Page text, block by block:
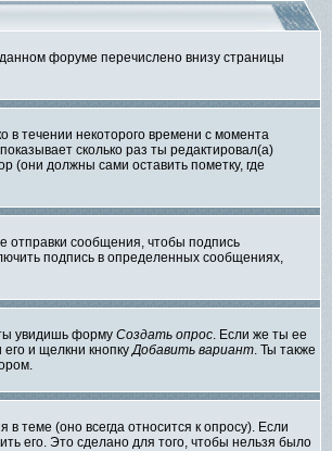
форуме перечислено внизу страницы
в течении некоторого времени с момента
сколько раз ты редактировал(а)
(они должны сами оставить пометку, где
отправки сообщения, чтобы подпись
подпись в определенных сообщениях,
увидишь форму Создать опрос. Если же ты ее
его и щелкни кнопкуДобавить вариант. Ты также
теме (оно всегда относится к опросу). Если
его. Это сделано для того, чтобы нельзя было